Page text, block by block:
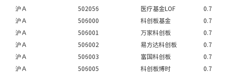
沪Ａ
502056 医疗基金LOF
0.7
沪Ａ
506000 科创板基金
0.7
沪Ａ
506001 万家科创板
0.7
沪Ａ
506002 易方达科创板
0.7
沪Ａ
506003 富国科创板
0.7
沪Ａ
506005 科创板博时
0.7